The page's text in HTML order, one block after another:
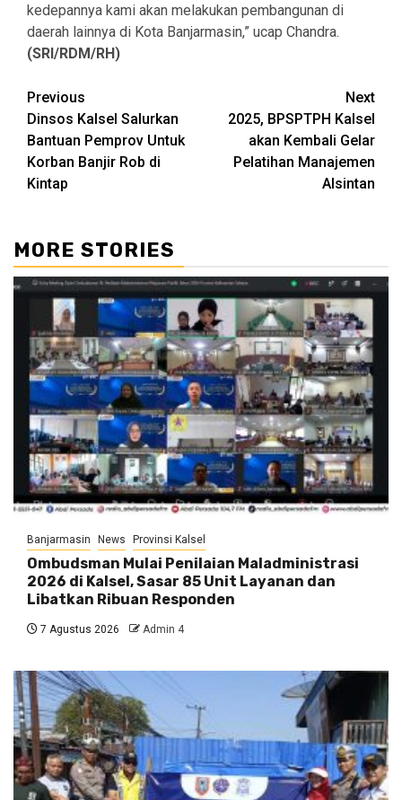
kedepannya kami akan melakukan pembangunan di
daerah lainnya di Kota Banjarmasin,” ucap Chandra.
(SRI/RDM/RH)
Continue
Reading
Previous
Dinsos Kalsel Salurkan
Bantuan Pemprov Untuk
Korban Banjir Rob di
Kintap
Next
2025, BPSPTPH Kalsel
akan Kembali Gelar
Pelatihan Manajemen
Alsintan
MORE STORIES
Banjarmasin News Provinsi Kalsel
Ombudsman Mulai Penilaian Maladministrasi
2026 di Kalsel, Sasar 85 Unit Layanan dan
Libatkan Ribuan Responden
7 Agustus 2026 Admin 4